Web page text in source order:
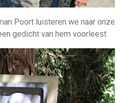
Poort luisteren we naar onze
gedicht van hem voorleest